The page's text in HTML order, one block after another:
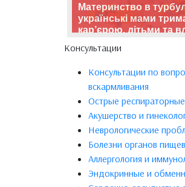
Материнство в
українські мами
кар’єрою, дітьми та
Консультации
Консультации по
вскармливания
Острые
Акушерство и
Неврологические
Болезни органов
Аллергология и
Эндокринные и